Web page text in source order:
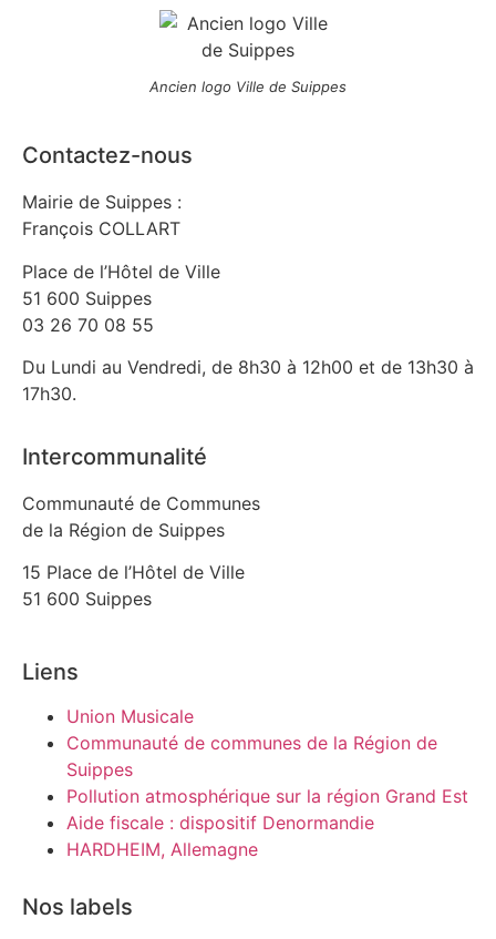
Ancien logo Ville de Suippes
Contactez-nous
Mairie de Suippes :
François COLLART
Place de l’Hôtel de Ville
51 600 Suippes
03 26 70 08 55
Du Lundi au Vendredi, de 8h30 à 12h00 et de 13h30 à
17h30.
Intercommunalité
Communauté de Communes
de la Région de Suippes
15 Place de l’Hôtel de Ville
51 600 Suippes
Liens
Union Musicale
Communauté de communes de la Région de
Suippes
Pollution atmosphérique sur la région Grand Est
Aide fiscale : dispositif Denormandie
HARDHEIM, Allemagne
Nos labels